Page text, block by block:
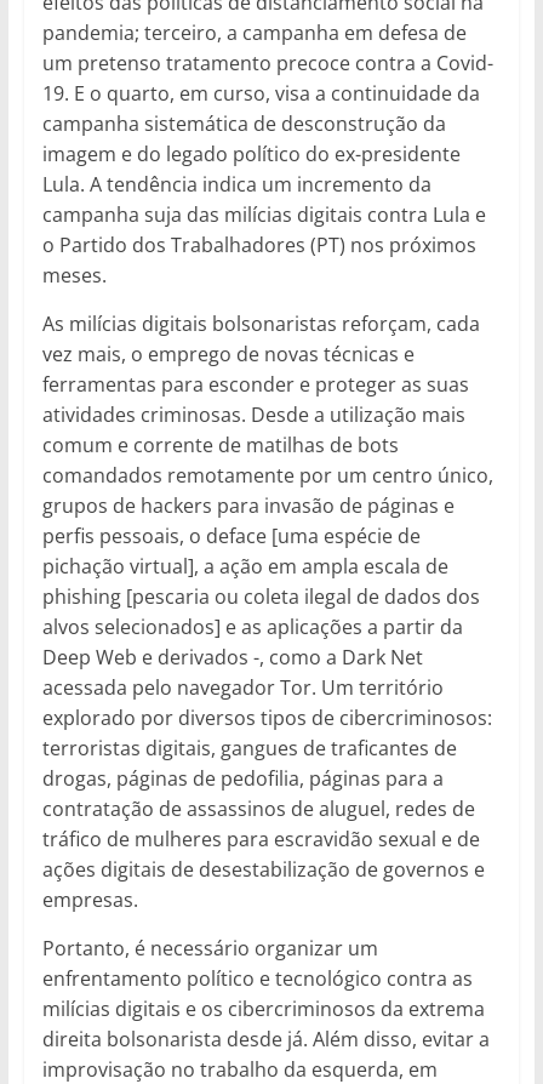
pandemia; terceiro, a campanha em defesa de
um pretenso tratamento precoce contra a Covid-
19. E o quarto, em curso, visa a continuidade da
campanha sistemática de desconstrução da
imagem e do legado político do ex-presidente
Lula. A tendência indica um incremento da
campanha suja das milícias digitais contra Lula e
o Partido dos Trabalhadores (PT) nos próximos
meses.
As milícias digitais bolsonaristas reforçam, cada
vez mais, o emprego de novas técnicas e
ferramentas para esconder e proteger as suas
atividades criminosas. Desde a utilização mais
comum e corrente de matilhas de bots
comandados remotamente por um centro único,
grupos de hackers para invasão de páginas e
perfis pessoais, o deface [uma espécie de
pichação virtual], a ação em ampla escala de
phishing [pescaria ou coleta ilegal de dados dos
alvos selecionados] e as aplicações a partir da
Deep Web e derivados -, como a Dark Net
acessada pelo navegador Tor. Um território
explorado por diversos tipos de cibercriminosos:
terroristas digitais, gangues de traficantes de
drogas, páginas de pedofilia, páginas para a
contratação de assassinos de aluguel, redes de
tráfico de mulheres para escravidão sexual e de
ações digitais de desestabilização de governos e
empresas.
Portanto, é necessário organizar um
enfrentamento político e tecnológico contra as
milícias digitais e os cibercriminosos da extrema
direita bolsonarista desde já. Além disso, evitar a
improvisação no trabalho da esquerda, em